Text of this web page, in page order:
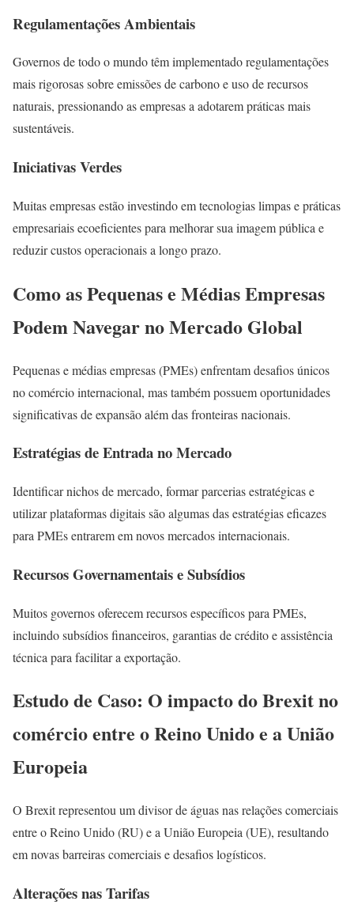
Regulamentações Ambientais
Governos de todo o mundo têm implementado regulamentações
mais rigorosas sobre emissões de carbono e uso de recursos
naturais, pressionando as empresas a adotarem práticas mais
sustentáveis.
Iniciativas Verdes
Muitas empresas estão investindo em tecnologias limpas e práticas
empresariais ecoeficientes para melhorar sua imagem pública e
reduzir custos operacionais a longo prazo.
Como as Pequenas e Médias Empresas
Podem Navegar no Mercado Global
Pequenas e médias empresas (PMEs) enfrentam desafios únicos
no comércio internacional, mas também possuem oportunidades
significativas de expansão além das fronteiras nacionais.
Estratégias de Entrada no Mercado
Identificar nichos de mercado, formar parcerias estratégicas e
utilizar plataformas digitais são algumas das estratégias eficazes
para PMEs entrarem em novos mercados internacionais.
Recursos Governamentais e Subsídios
Muitos governos oferecem recursos específicos para PMEs,
incluindo subsídios financeiros, garantias de crédito e assistência
técnica para facilitar a exportação.
Estudo de Caso: O impacto do Brexit no
comércio entre o Reino Unido e a União
Europeia
O Brexit representou um divisor de águas nas relações comerciais
entre o Reino Unido (RU) e a União Europeia (UE), resultando
em novas barreiras comerciais e desafios logísticos.
Alterações nas Tarifas